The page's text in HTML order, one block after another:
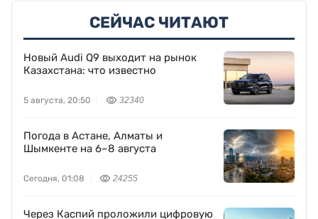
СЕЙЧАС ЧИТАЮТ
Новый Audi Q9 выходит на рынок
Казахстана: что известно
5 августа, 20:50 32340
Погода в Астане, Алматы и
Шымкенте на 6–8 августа
Сегодня, 01:08 24255
Через Каспий проложили цифровую